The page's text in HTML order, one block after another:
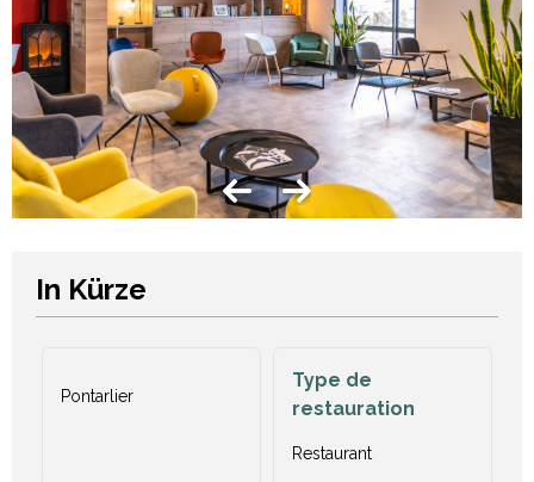
In Kürze
Pontarlier
Type de
restauration
Restaurant